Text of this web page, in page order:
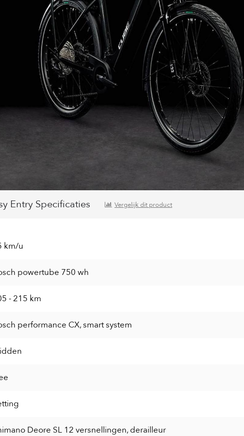
Entry Specificaties Vergelijk dit product
km/u
powertube 750 wh
- 215 km
performance CX, smart system
Deore SL 12 versnellingen, derailleur